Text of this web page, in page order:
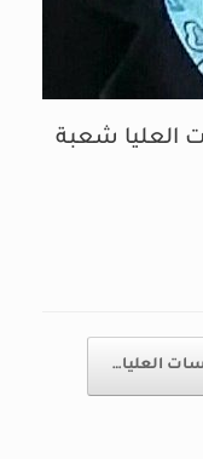
العليا شعبة
العليا…